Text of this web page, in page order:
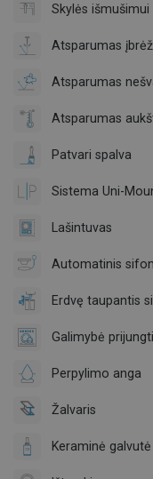
Skylės išmušimui
Atsparumas
Atsparumas
Atsparumas
Patvari spalva
Sistema Uni-
Lašintuvas
Automatinis
Erdvę taupantis
Galimybė
Perpylimo anga
Žalvaris
Keraminė galvutė